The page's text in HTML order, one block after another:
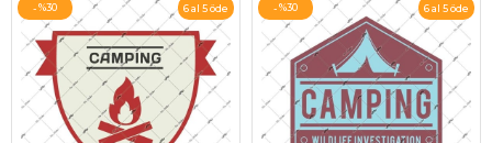
%30 6 al 5 öde %30 6 al 5 öde